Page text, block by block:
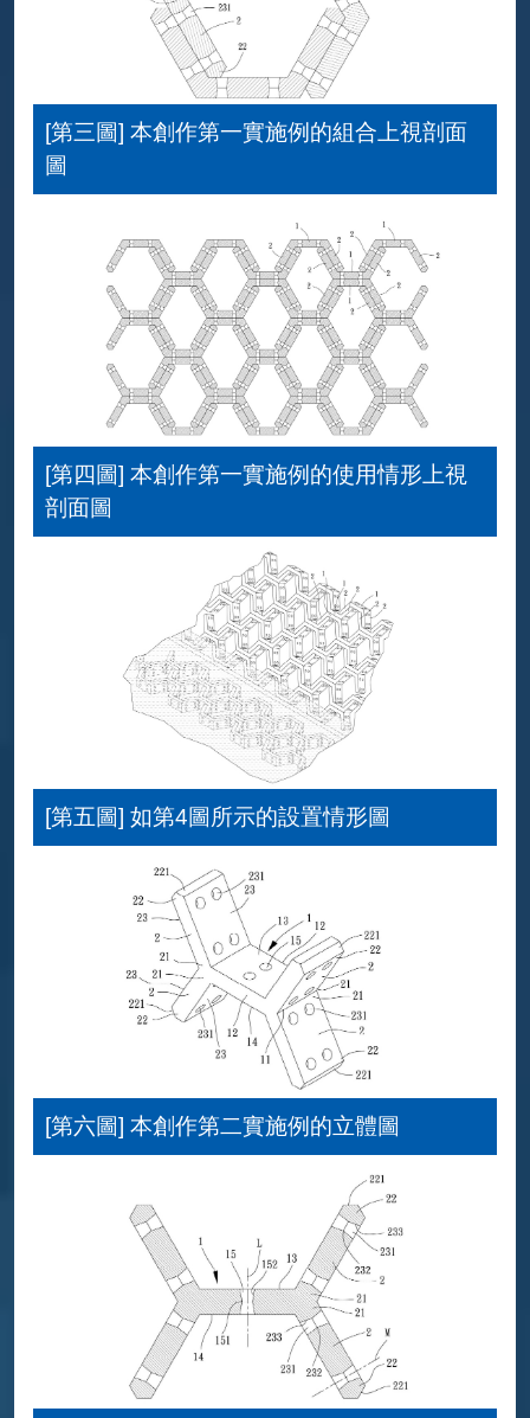
[第三圖] 本創作第一實施例的組合上視剖面
圖
[第四圖] 本創作第一實施例的使用情形上視
剖面圖
[第五圖] 如第4圖所示的設置情形圖
[第六圖] 本創作第二實施例的立體圖